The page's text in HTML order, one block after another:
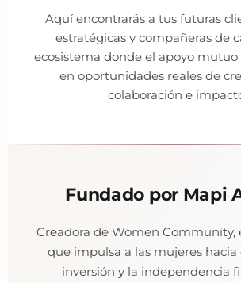
Aquí encontrarás a tus futuras
estratégicas y compañeras de
ecosistema donde el apoyo mutuo
en oportunidades reales de
colaboración e
Fundado por Mapi
Creadora de Women Community,
que impulsa a las mujeres hacia
inversión y la independencia